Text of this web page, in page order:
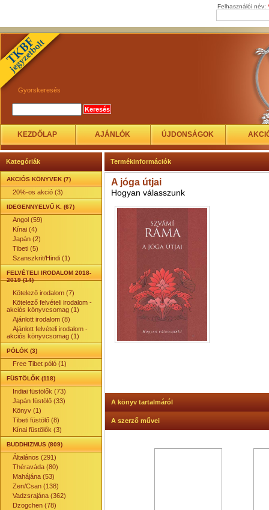
Felhasználói név:
Gyorskeresés
KEZDŐLAP AJÁNLÓK ÚJDONSÁGOK
Kategóriák
AKCIÓS KÖNYVEK (7)
20%-os akció (3)
IDEGENNYELVŰ K. (67)
Angol (59)
Kínai (4)
Japán (2)
Tibeti (5)
Szanszkrit/Hindi (1)
FELVÉTELI IRODALOM 2018-
2019 (14)
Kötelező irodalom (7)
Kötelező felvételi irodalom -
akciós könyvcsomag (1)
Ajánlott irodalom (8)
Ajánlott felvételi irodalom -
akciós könyvcsomag (1)
PÓLÓK (3)
Free Tibet póló (1)
FÜSTÖLŐK (118)
Indiai füstölők (73)
Japán füstölő (33)
Könyv (1)
Tibeti füstölő (8)
Kínai füstölők (3)
BUDDHIZMUS (809)
Általános (291)
Théraváda (80)
Mahájána (53)
Zen/Csan (138)
Vadzsrajána (362)
Dzogchen (78)
Termékinformációk
A jóga útjai
Hogyan válasszunk
A könyv tartalmáról
A szerző művei